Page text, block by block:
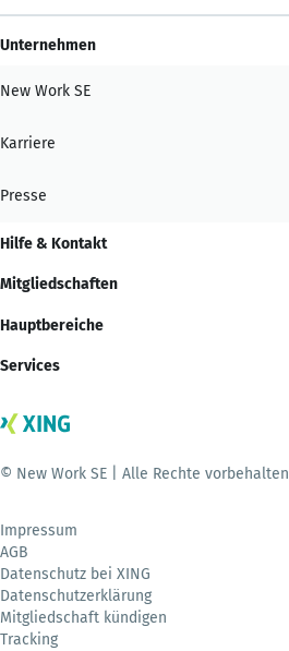
Unternehmen
New Work SE
Karriere
Presse
Hilfe & Kontakt
Mitgliedschaften
Hauptbereiche
Services
© New Work SE | Alle Rechte vorbehalten
Impressum
AGB
Datenschutz bei XING
Datenschutzerklärung
Mitgliedschaft kündigen
Tracking